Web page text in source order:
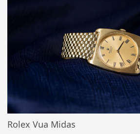
Rolex Vua Midas